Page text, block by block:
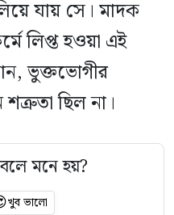
যায় সে। মাদক
লিপ্ত হওয়া এই
ভুক্তভোগীর
ছিল না।
মনে হয়?
খুব ভালো